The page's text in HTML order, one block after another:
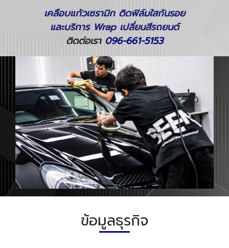
เคลือบแก้วเซรามิก ติดฟิล์มใสกันรอย
และบริการ Wrap เปลี่ยนสีรถยนต์
ติดต่อเรา 096-661-5153
ข้อมูลธุรกิจ